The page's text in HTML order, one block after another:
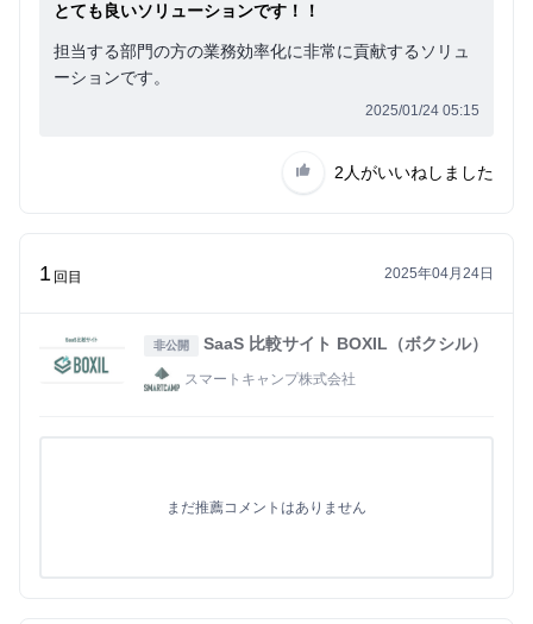
とても良いソリューションです！！
担当する部門の方の業務効率化に非常に貢献するソリュ
ーションです。
2025/01/24 05:15
2人がいいねしました
1 回目 2025年04月24日
非公開 SaaS 比較サイト BOXIL（ボクシル）
スマートキャンプ株式会社
まだ推薦コメントはありません